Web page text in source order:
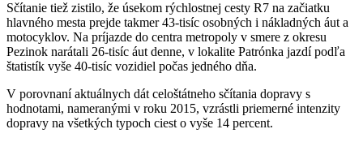
Sčítanie tiež zistilo, že úsekom rýchlostnej cesty R7 na začiatku
hlavného mesta prejde takmer 43-tisíc osobných i nákladných áut a
motocyklov. Na príjazde do centra metropoly v smere z okresu
Pezinok narátali 26-tisíc áut denne, v lokalite Patrónka jazdí podľa
štatistík vyše 40-tisíc vozidiel počas jedného dňa.
V porovnaní aktuálnych dát celoštátneho sčítania dopravy s
hodnotami, nameranými v roku 2015, vzrástli priemerné intenzity
dopravy na všetkých typoch ciest o vyše 14 percent.